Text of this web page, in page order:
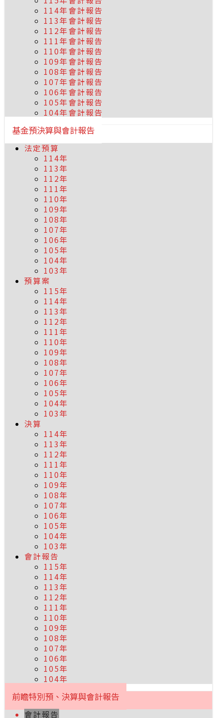
114年會計報告
113年會計報告
112年會計報告
111年會計報告
110年會計報告
109年會計報告
108年會計報告
107年會計報告
106年會計報告
105年會計報告
104年會計報告
基金預決算與會計報告
法定預算
114年
113年
112年
111年
110年
109年
108年
107年
106年
105年
104年
103年
預算案
115年
114年
113年
112年
111年
110年
109年
108年
107年
106年
105年
104年
103年
決算
114年
113年
112年
111年
110年
109年
108年
107年
106年
105年
104年
103年
會計報告
115年
114年
113年
112年
111年
110年
109年
108年
107年
106年
105年
104年
前瞻特別預、決算與會計報告
會計報告